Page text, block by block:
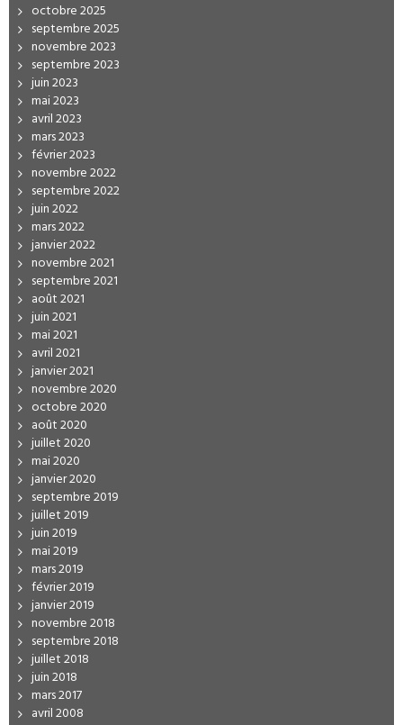
octobre 2025
septembre 2025
novembre 2023
septembre 2023
juin 2023
mai 2023
avril 2023
mars 2023
février 2023
novembre 2022
septembre 2022
juin 2022
mars 2022
janvier 2022
novembre 2021
septembre 2021
août 2021
juin 2021
mai 2021
avril 2021
janvier 2021
novembre 2020
octobre 2020
août 2020
juillet 2020
mai 2020
janvier 2020
septembre 2019
juillet 2019
juin 2019
mai 2019
mars 2019
février 2019
janvier 2019
novembre 2018
septembre 2018
juillet 2018
juin 2018
mars 2017
avril 2008